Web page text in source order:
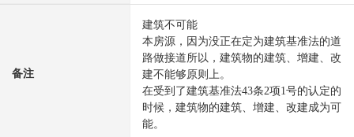
备注
建筑不可能
本房源，因为没正在定为建筑基准法的道
路做接道所以，建筑物的建筑、增建、改
建不能够原则上。
在受到了建筑基准法43条2项1号的认定的
时候，建筑物的建筑、增建、改建成为可
能。